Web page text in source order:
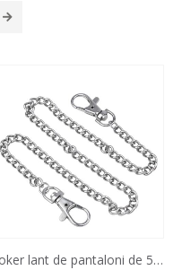
Boker lant de pantaloni de 50 cm cu doua carabiniere